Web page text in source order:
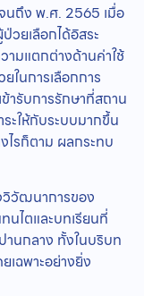
นถึง พ.ศ. 2565 เมื่อ
วยเลือกได้อิสระ
ามแตกต่างด้านค่าใช้
ในการเลือกการ
ารับการรักษาที่สถาน
ะให้กับระบบมากขึ้น
ไรก็ตาม ผลกระทบ
วิวัฒนาการของ
นไตและบทเรียนที่
านกลาง ทั้งในบริบท
เฉพาะอย่างยิ่ง